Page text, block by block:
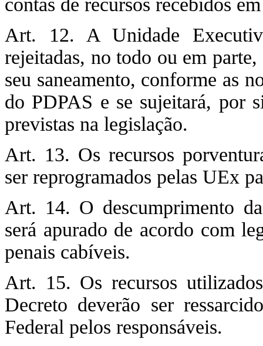
contas de recursos recebidos
Art. 12. A Unidade
rejeitadas, no todo ou em
seu saneamento, conforme as
do PDPAS e se sujeitará, por
previstas na legislação.
Art. 13. Os recursos
ser reprogramados pelas UEx
Art. 14. O descumprimento
será apurado de acordo com
penais cabíveis.
Art. 15. Os recursos
Decreto deverão ser
Federal pelos responsáveis.